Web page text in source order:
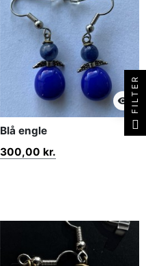
visibility
Blå engle
300,00 kr.
FILTER